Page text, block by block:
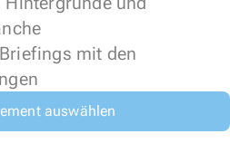
mit den
auswählen